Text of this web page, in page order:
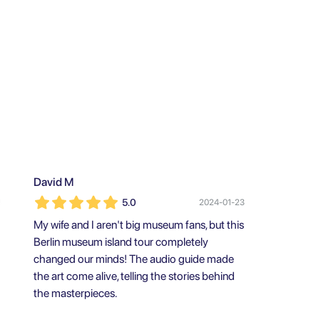
David M
5.0 2024-01-23
My wife and I aren't big museum fans, but this
Berlin museum island tour completely
changed our minds! The audio guide made
the art come alive, telling the stories behind
the masterpieces.